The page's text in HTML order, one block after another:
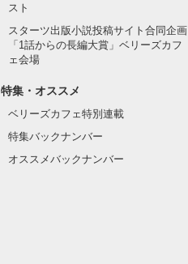
スト
スターツ出版小説投稿サイト合同企画
「1話からの長編大賞」ベリーズカフ
ェ会場
特集・オススメ
ベリーズカフェ特別連載
特集バックナンバー
オススメバックナンバー